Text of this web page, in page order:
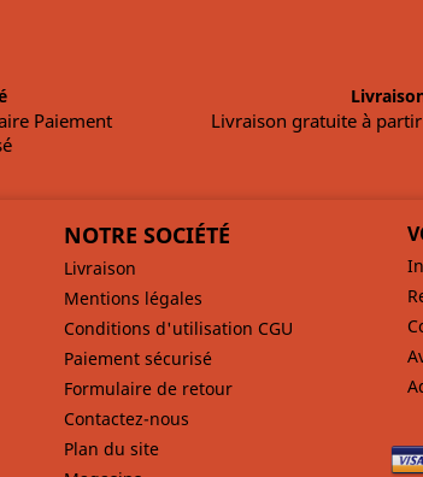
Paiement
Livraison gratuite à
NOTRE SOCIÉTÉ
Livraison
Mentions légales
Conditions d'utilisation CGU
Paiement sécurisé
Formulaire de retour
Contactez-nous
Plan du site